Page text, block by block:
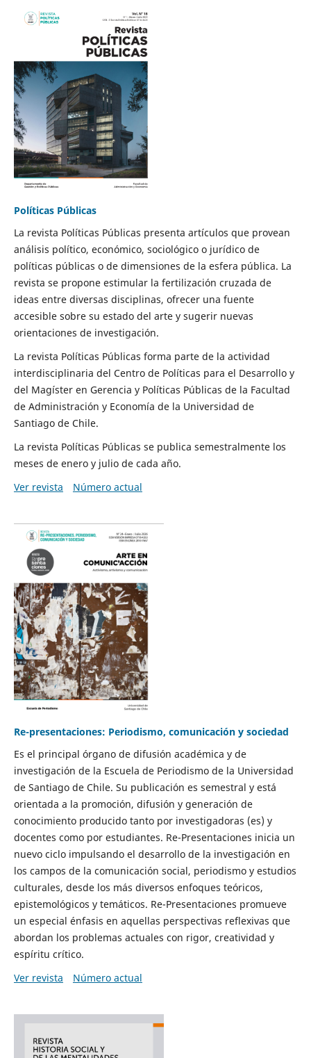
Políticas Públicas
La revista Políticas Públicas presenta artículos que provean
análisis político, económico, sociológico o jurídico de
políticas públicas o de dimensiones de la esfera pública. La
revista se propone estimular la fertilización cruzada de
ideas entre diversas disciplinas, ofrecer una fuente
accesible sobre su estado del arte y sugerir nuevas
orientaciones de investigación.
La revista Políticas Públicas forma parte de la actividad
interdisciplinaria del Centro de Políticas para el Desarrollo y
del Magíster en Gerencia y Políticas Públicas de la Facultad
de Administración y Economía de la Universidad de
Santiago de Chile.
La revista Políticas Públicas se publica semestralmente los
meses de enero y julio de cada año.
Ver revista
Número actual
Re-presentaciones: Periodismo, comunicación y sociedad
Es el principal órgano de difusión académica y de
investigación de la Escuela de Periodismo de la Universidad
de Santiago de Chile. Su publicación es semestral y está
orientada a la promoción, difusión y generación de
conocimiento producido tanto por investigadoras (es) y
docentes como por estudiantes. Re-Presentaciones inicia un
nuevo ciclo impulsando el desarrollo de la investigación en
los campos de la comunicación social, periodismo y estudios
culturales, desde los más diversos enfoques teóricos,
epistemológicos y temáticos. Re-Presentaciones promueve
un especial énfasis en aquellas perspectivas reflexivas que
abordan los problemas actuales con rigor, creatividad y
espíritu crítico.
Ver revista
Número actual